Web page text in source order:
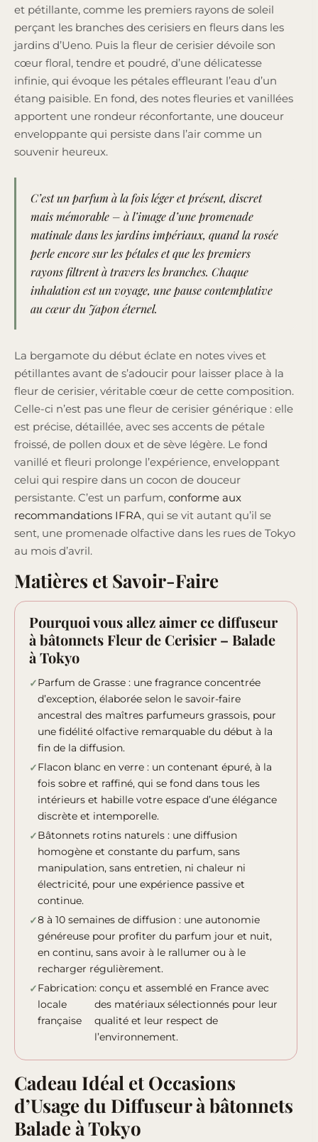
et pétillante, comme les premiers rayons de soleil
perçant les branches des cerisiers en fleurs dans les
jardins d’Ueno. Puis la fleur de cerisier dévoile son
cœur floral, tendre et poudré, d’une délicatesse
infinie, qui évoque les pétales effleurant l’eau d’un
étang paisible. En fond, des notes fleuries et vanillées
apportent une rondeur réconfortante, une douceur
enveloppante qui persiste dans l’air comme un
souvenir heureux.
C’est un parfum à la fois léger et présent, discret
mais mémorable – à l’image d’une promenade
matinale dans les jardins impériaux, quand la rosée
perle encore sur les pétales et que les premiers
rayons filtrent à travers les branches. Chaque
inhalation est un voyage, une pause contemplative
au cœur du Japon éternel.
La bergamote du début éclate en notes vives et
pétillantes avant de s’adoucir pour laisser place à la
fleur de cerisier, véritable cœur de cette composition.
Celle-ci n’est pas une fleur de cerisier générique : elle
est précise, détaillée, avec ses accents de pétale
froissé, de pollen doux et de sève légère. Le fond
vanillé et fleuri prolonge l’expérience, enveloppant
celui qui respire dans un cocon de douceur
persistante. C’est un parfum, conforme aux
recommandations IFRA, qui se vit autant qu’il se
sent, une promenade olfactive dans les rues de Tokyo
au mois d’avril.
Matières et Savoir-Faire
Pourquoi vous allez aimer ce diffuseur
à bâtonnets Fleur de Cerisier – Balade
à Tokyo
Parfum de Grasse : une fragrance concentrée
d’exception, élaborée selon le savoir-faire
ancestral des maîtres parfumeurs grassois, pour
une fidélité olfactive remarquable du début à la
fin de la diffusion.
Flacon blanc en verre : un contenant épuré, à la
fois sobre et raffiné, qui se fond dans tous les
intérieurs et habille votre espace d’une élégance
discrète et intemporelle.
Bâtonnets rotins naturels : une diffusion
homogène et constante du parfum, sans
manipulation, sans entretien, ni chaleur ni
électricité, pour une expérience passive et
continue.
8 à 10 semaines de diffusion : une autonomie
généreuse pour profiter du parfum jour et nuit,
en continu, sans avoir à le rallumer ou à le
recharger régulièrement.
Fabrication
locale
française
: conçu et assemblé en France avec
des matériaux sélectionnés pour leur
qualité et leur respect de
l’environnement.
Cadeau Idéal et Occasions
d’Usage du Diffuseur à bâtonnets
Balade à Tokyo